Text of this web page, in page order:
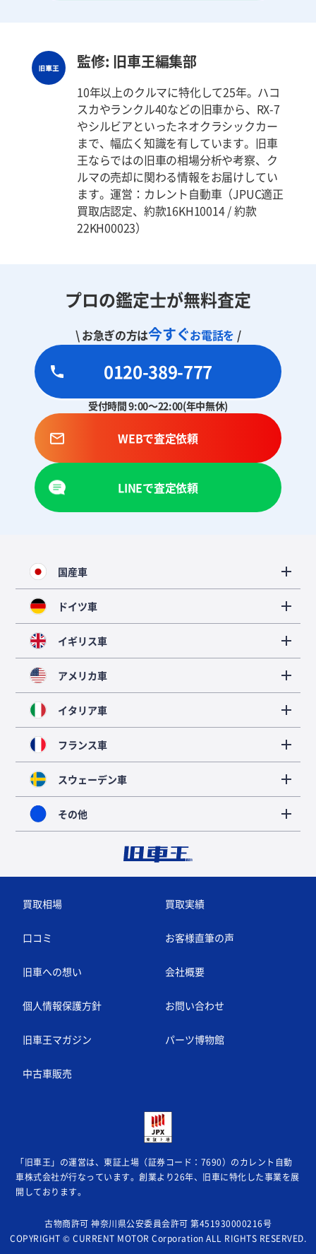
監修: 旧車王編集部
10年以上のクルマに特化して25年。ハコ
スカやランクル40などの旧車から、RX-7
やシルビアといったネオクラシックカー
まで、幅広く知識を有しています。旧車
王ならではの旧車の相場分析や考察、ク
ルマの売却に関わる情報をお届けしてい
ます。運営：カレント自動車（JPUC適正
買取店認定、約款16KH10014 / 約款
22KH00023）
プロの鑑定士が無料査定
\ お急ぎの方は今すぐお電話を /
0120-389-777
受付時間 9:00～22:00(年中無休)
WEBで査定依頼
LINEで査定依頼
国産車
ドイツ車
イギリス車
アメリカ車
イタリア車
フランス車
スウェーデン車
その他
買取相場 買取実績
口コミ お客様直筆の声
旧車への想い 会社概要
個人情報保護方針 お問い合わせ
旧車王マガジン パーツ博物館
中古車販売
「旧車王」の運営は、東証上場（証券コード：7690）のカレント自動
車株式会社が行なっています。創業より26年、旧車に特化した事業を展
開しております。
古物商許可 神奈川県公安委員会許可 第451930000216号
COPYRIGHT © CURRENT MOTOR Corporation ALL RIGHTS RESERVED.